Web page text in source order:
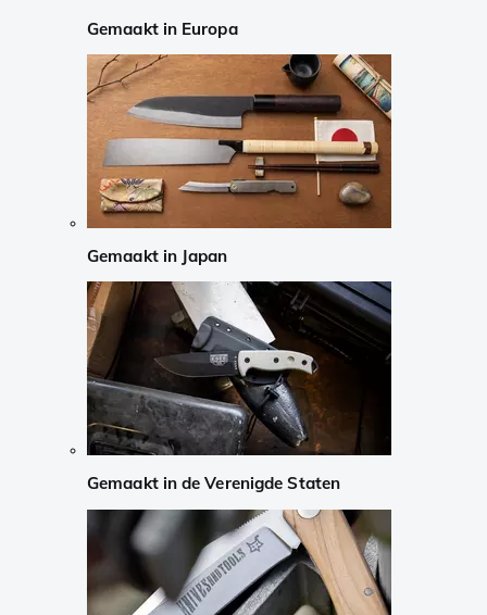
Gemaakt in Europa
Gemaakt in Japan
Gemaakt in de Verenigde Staten